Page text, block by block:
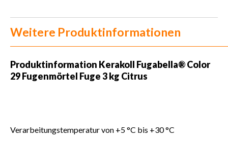
Weitere Produktinformationen
Produktinformation Kerakoll Fugabella® Color
29 Fugenmörtel Fuge 3 kg Citrus
Verarbeitungstemperatur von +5 °C bis +30 °C